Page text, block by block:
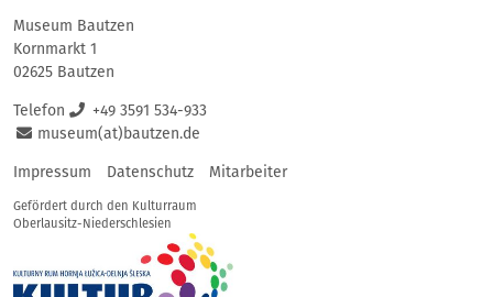
Museum Bautzen
Kornmarkt 1
02625 Bautzen
Telefon
+49 3591 534-933
museum(at)bautzen.de
Impressum Datenschutz Mitarbeiter
Gefördert durch den Kulturraum
Oberlausitz-Niederschlesien